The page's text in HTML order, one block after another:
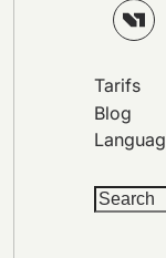
Tarifs
Blog